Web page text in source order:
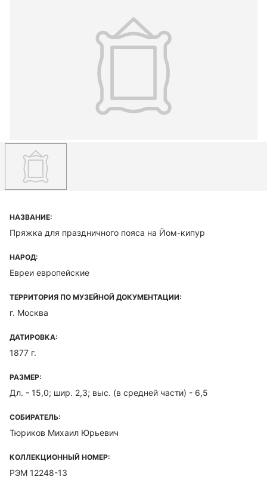
НАЗВАНИЕ:
Пряжка для праздничного пояса на Йом-кипур
НАРОД:
Евреи европейские
ТЕРРИТОРИЯ ПО МУЗЕЙНОЙ ДОКУМЕНТАЦИИ:
г. Москва
ДАТИРОВКА:
1877 г.
РАЗМЕР:
Дл. - 15,0; шир. 2,3; выс. (в средней части) - 6,5
СОБИРАТЕЛЬ:
Тюриков Михаил Юрьевич
КОЛЛЕКЦИОННЫЙ НОМЕР:
РЭМ 12248-13